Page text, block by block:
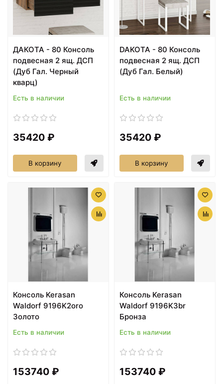
ДАКОТА - 80 Консоль
подвесная 2 ящ. ДСП
(Дуб Гал. Черный
кварц)
Есть в наличии
35420 ₽
В корзину
DAKOTA - 80 Консоль
подвесная 2 ящ. ДСП
(Дуб Гал. Белый)
Есть в наличии
35420 ₽
В корзину
Консоль Kerasan
Waldorf 9196K2oro
Золото
Есть в наличии
153740 ₽
Консоль Kerasan
Waldorf 9196K3br
Бронза
Есть в наличии
153740 ₽